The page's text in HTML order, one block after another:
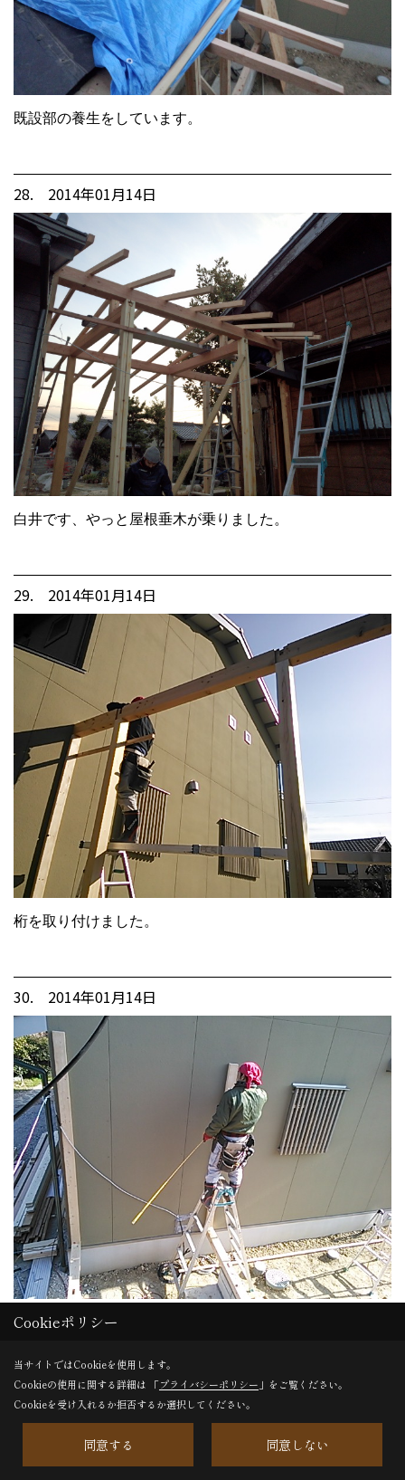
既設部の養生をしています。
28. 2014年01月14日
白井です、やっと屋根垂木が乗りました。
29. 2014年01月14日
桁を取り付けました。
30. 2014年01月14日
中川です、添え柱取付中の白井君。
31. 2014年01月09日
Cookieポリシー
当サイトではCookieを使用します。
Cookieの使用に関する詳細は 「プライバシーポリシー 」をご覧ください。
Cookieを受け入れるか拒否するか選択してください。
同意する 同意しない